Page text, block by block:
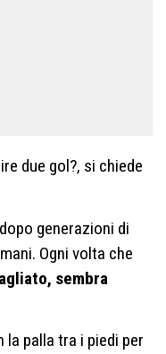
due gol?, si chiede
generazioni di
Ogni volta che
sembra
palla tra i piedi per